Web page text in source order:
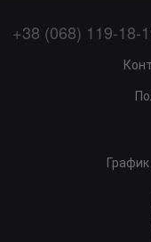
+38 (068) 119-18-